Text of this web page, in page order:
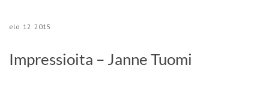
elo 12 2015
Impressioita – Janne Tuomi